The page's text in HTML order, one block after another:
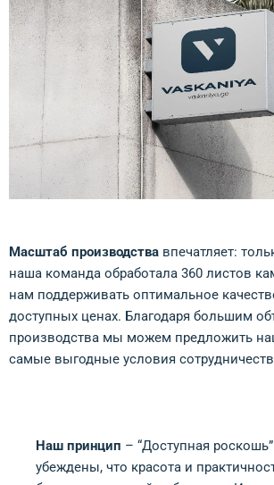
Масштаб производства впечатляет:
наша команда обработала 360 листов
нам поддерживать оптимальное
доступных ценах. Благодаря большим
производства мы можем предложить
самые выгодные условия
Наш принцип – “Доступная
убеждены, что красота и